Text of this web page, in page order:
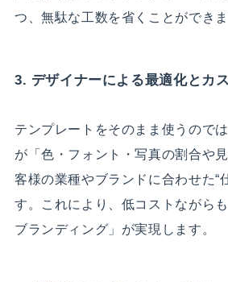
つ、無駄な工数を省くことができま
3. デザイナーによる最適化とカ
テンプレートをそのまま使うので
が「色・フォント・写真の割合や
客様の業種やブランドに合わせた“
す。これにより、低コストながら
ブランディング」が実現します。